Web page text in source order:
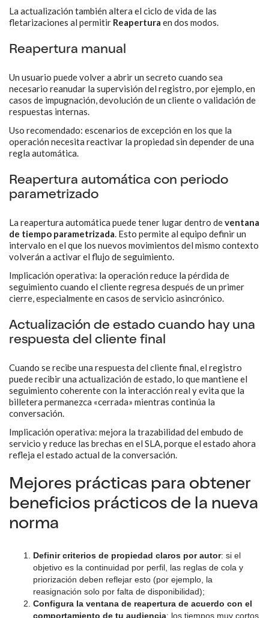
La actualización también altera el ciclo de vida de las
fletarizaciones al permitir Reapertura en dos modos.
Reapertura manual
Un usuario puede volver a abrir un secreto cuando sea
necesario reanudar la supervisión del registro, por ejemplo, en
casos de impugnación, devolución de un cliente o validación de
respuestas internas.
Uso recomendado: escenarios de excepción en los que la
operación necesita reactivar la propiedad sin depender de una
regla automática.
Reapertura automática con periodo
parametrizado
La reapertura automática puede tener lugar dentro deventana
de tiempo parametrizada. Esto permite al equipo definir un
intervalo en el que los nuevos movimientos del mismo contexto
volverán a activar el flujo de seguimiento.
Implicación operativa: la operación reduce la pérdida de
seguimiento cuando el cliente regresa después de un primer
cierre, especialmente en casos de servicio asincrónico.
Actualización de estado cuando hay una
respuesta del cliente final
Cuando se recibe una respuesta del cliente final, el registro
puede recibir una actualización de estado, lo que mantiene el
seguimiento coherente con la interacción real y evita que la
billetera permanezca «cerrada» mientras continúa la
conversación.
Implicación operativa: mejora la trazabilidad del embudo de
servicio y reduce las brechas en el SLA, porque el estado ahora
refleja el estado actual de la conversación.
Mejores prácticas para obtener
beneficios prácticos de la nueva
norma
Definir criterios de propiedad claros por autor: si el
objetivo es la continuidad por perfil, las reglas de cola y
priorización deben reflejar esto (por ejemplo, la
reasignación solo por falta de disponibilidad);
Configura la ventana de reapertura de acuerdo con el
comportamiento de tu audiencia: los tiempos muy cortos